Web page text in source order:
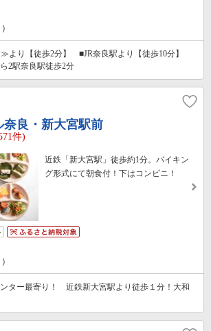
より【徒歩2分】 ■JR奈良駅より【徒歩10分】
2駅奈良駅徒歩2分
奈良・新大宮駅前
件)
近鉄「新大宮駅」徒歩約1分。バイキン
グ形式にて朝食付！下はコンビニ！
ター最寄り！ 近鉄新大宮駅より徒歩１分！大和